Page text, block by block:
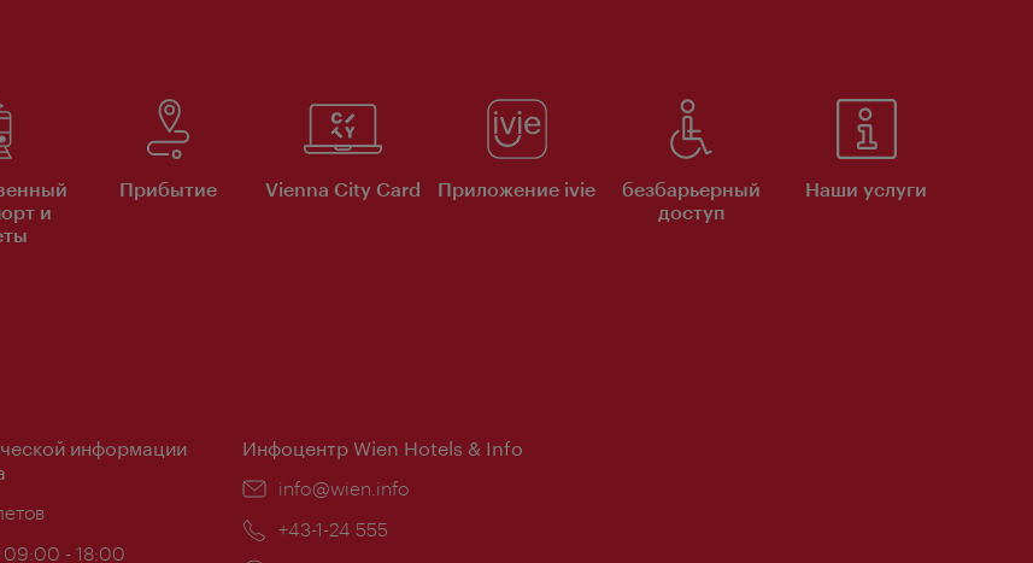
и
Прибытие Vienna City Card Приложение ivie
безбарьерный
доступ
Наши услуги
информации
- 18:00
Инфоцентр Wien Hotels & Info
Эл.
info@wien.info
Телефон:
+43-1-24 555